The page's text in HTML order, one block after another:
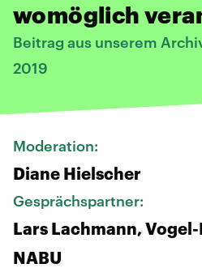
womöglich
Beitrag aus unserem
2019
Moderation:
Diane Hielscher
Gesprächspartner:
Lars Lachmann,
NABU